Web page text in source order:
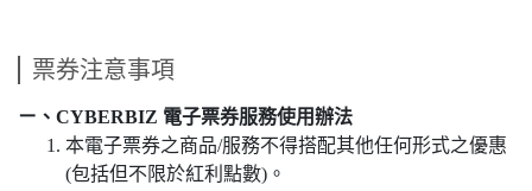
票券注意事項
ㄧ、CYBERBIZ 電子票券服務使用辦法
本電子票券之商品/服務不得搭配其他任何形式之優惠
(包括但不限於紅利點數)。